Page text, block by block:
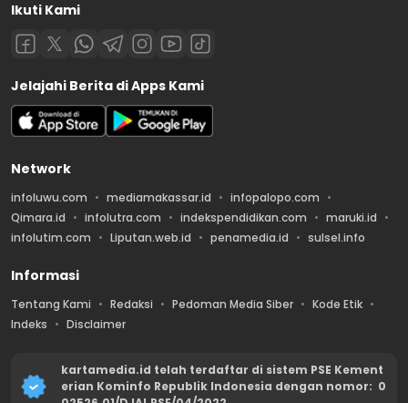
Ikuti Kami
Jelajahi Berita di Apps Kami
Network
infoluwu.com mediamakassar.id
infopalopo.com
Qimara.id
infolutra.com indekspendidikan.com
maruki.id
infolutim.com
Liputan.web.id penamedia.id sulsel.info
Informasi
Tentang Kami Redaksi Pedoman Media Siber
Kode Etik
Indeks
Disclaimer
kartamedia.id telah terdaftar di sistem PSE Kement
erian Kominfo Republik Indonesia dengan nomor: 0